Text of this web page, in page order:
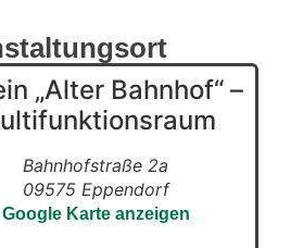
„Alter Bahnhof“ –
Bahnhofstraße 2a
09575 Eppendorf
Google Karte anzeigen